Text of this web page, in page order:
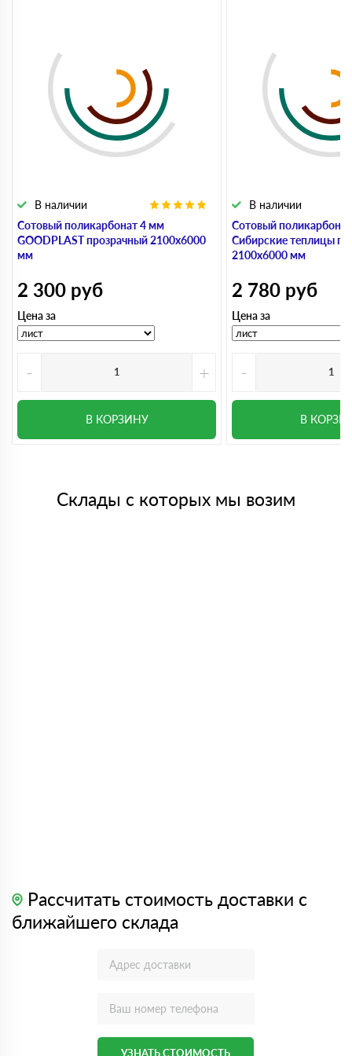
Сотовый поликарбонат 4 мм
GOODPLAST прозрачный 2100х6000
мм
В наличии
2 300 руб
Цена за
- +
В КОРЗИНУ
Сотовый
Сибирские теплицы
2100х6000 мм
В наличии
2 780 руб
Цена за
-
В
Склады с которых мы возим
Рассчитать стоимость доставки с
ближайшего склада
УЗНАТЬ СТОИМОСТЬ